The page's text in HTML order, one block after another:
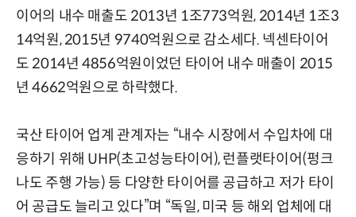
이어의 내수 매출도 2013년 1조773억원, 2014년 1조3
14억원, 2015년 9740억원으로 감소세다. 넥센타이어
도 2014년 4856억원이었던 타이어 내수 매출이 2015
년 4662억원으로 하락했다.
국산 타이어 업계 관계자는 “내수 시장에서 수입차에 대
응하기 위해 UHP(초고성능타이어), 런플랫타이어(펑크
나도 주행 가능) 등 다양한 타이어를 공급하고 저가 타이
어 공급도 늘리고 있다”며 “독일, 미국 등 해외 업체에 대